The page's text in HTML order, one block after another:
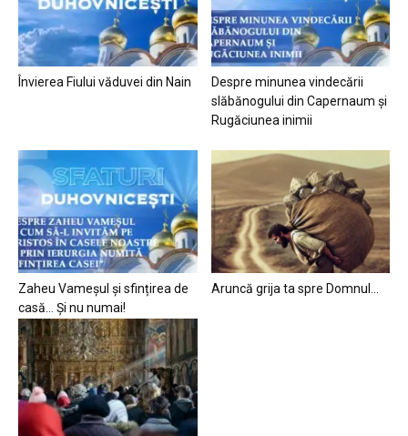
Învierea Fiului văduvei din Nain
Despre minunea vindecării
slăbănogului din Capernaum și
Rugăciunea inimii
Zaheu Vameșul și sfințirea de
casă… Și nu numai!
Aruncă grija ta spre Domnul…